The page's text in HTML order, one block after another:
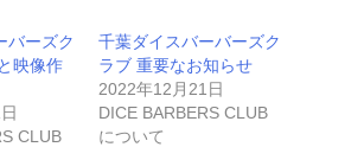
バーズク
映像作
CLUB
千葉ダイスバーバーズク
ラブ 重要なお知らせ
2022年12月21日
DICE BARBERS CLUB
について